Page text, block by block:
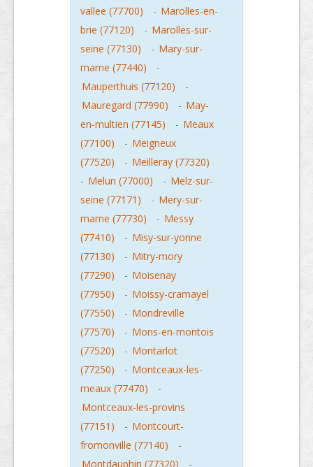
vallee (77700)
- Marolles-en-
brie (77120)
- Marolles-sur-
seine (77130)
- Mary-sur-
marne (77440)
-
Mauperthuis (77120)
-
Mauregard (77990)
- May-
en-multien (77145)
- Meaux
(77100)
- Meigneux
(77520)
- Meilleray (77320)
- Melun (77000) - Melz-sur-
seine (77171)
- Mery-sur-
marne (77730)
- Messy
(77410)
- Misy-sur-yonne
(77130)
- Mitry-mory
(77290)
- Moisenay
(77950)
- Moissy-cramayel
(77550)
- Mondreville
(77570)
- Mons-en-montois
(77520)
- Montarlot
(77250)
- Montceaux-les-
meaux (77470)
-
Montceaux-les-provins
(77151)
- Montcourt-
fromonville (77140)
-
Montdauphin (77320)
-